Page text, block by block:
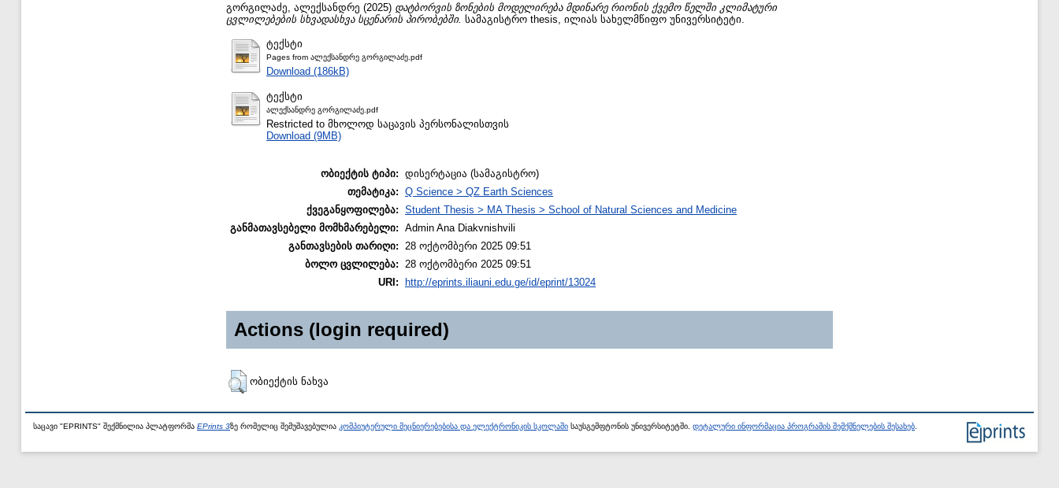
გორგილაძე, ალექსანდრე (2025) დატბორვის ზონების მოდელირება მდინარე რიონის ქვემო წელში კლიმატური
ცვლილებების სხვადასხვა სცენარის პირობებში. სამაგისტრო thesis, ილიას სახელმწიფო უნივერსიტეტი.
ტექსტი
Pages from ალექსანდრე გორგილაძე.pdf
Download (186kB)
ტექსტი
ალექსანდრე გორგილაძე.pdf
Restricted to მხოლოდ საცავის პერსონალისთვის
Download (9MB)
ობიექტის ტიპი: დისერტაცია (სამაგისტრო)
თემატიკა: Q Science > QZ Earth Sciences
ქვეგანყოფილება: Student Thesis > MA Thesis > School of Natural Sciences and Medicine
განმათავსებელი მომხმარებელი: Admin Ana Diakvnishvili
განთავსების თარიღი: 28 ოქტომბერი 2025 09:51
ბოლო ცვლილება: 28 ოქტომბერი 2025 09:51
URI:
http://eprints.iliauni.edu.ge/id/eprint/13024
Actions (login required)
ობიექტის ნახვა
საცავი "EPRINTS" შექმნილია პლატფორმა EPrints 3ზე რომელიც შემუშავებულია კომპიუტერული მეცნიერებებისა და ელექტრონიკის სკოლაში საუსგემფტონის უნივერსიტეტში. დეტალური ინფორმაცია პროგრამის შემქმნელების შესახებ.